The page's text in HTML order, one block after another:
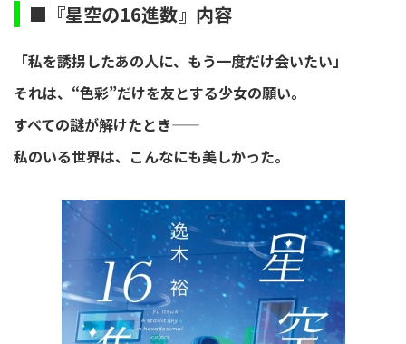
■『星空の16進数』内容
「私を誘拐したあの人に、もう一度だけ会いたい」
それは、“色彩”だけを友とする少女の願い。
すべての謎が解けたとき――
私のいる世界は、こんなにも美しかった。